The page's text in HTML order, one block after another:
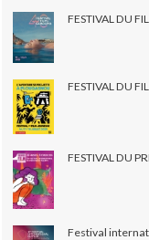
FESTIVAL DU
FESTIVAL DU
FESTIVAL DU
Festival